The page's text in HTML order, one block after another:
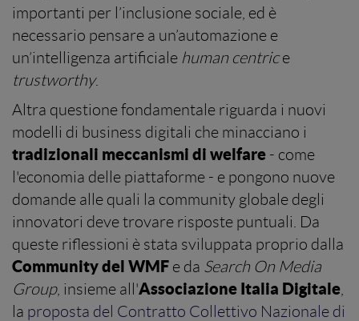
importanti per l’inclusione sociale, ed è
necessario pensare a un’automazione e
un’intelligenza artificiale human centrice
trustworthy.
Altra questione fondamentale riguarda i nuovi
modelli di business digitali che minacciano i
tradizionali meccanismi di welfare - come
l'economia delle piattaforme - e pongono nuove
domande alle quali la community globale degli
innovatori deve trovare risposte puntuali. Da
queste riflessioni è stata sviluppata proprio dalla
Community del WMF e da Search On Media
Group, insieme all'Associazione Italia Digitale
la proposta del Contratto Collettivo Nazionale di